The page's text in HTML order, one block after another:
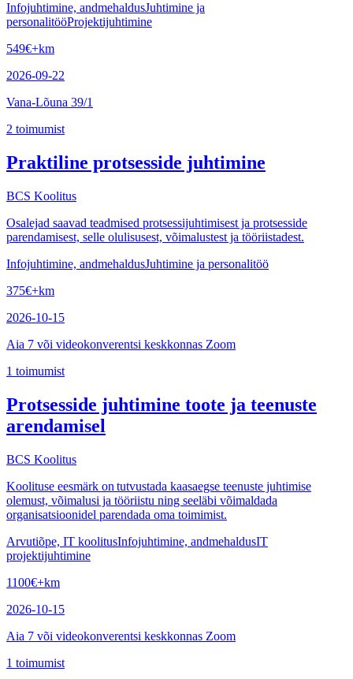
Infojuhtimine, andmehaldusJuhtimine ja
personalitööProjektijuhtimine
549€+km
2026-09-22
Vana-Lõuna 39/1
2 toimumist
Praktiline protsesside juhtimine
BCS Koolitus
Osalejad saavad teadmised protsessijuhtimisest ja protsesside
parendamisest, selle olulisusest, võimalustest ja tööriistadest.
Infojuhtimine, andmehaldusJuhtimine ja personalitöö
375€+km
2026-10-15
Aia 7 või videokonverentsi keskkonnas Zoom
1 toimumist
Protsesside juhtimine toote ja teenuste
arendamisel
BCS Koolitus
Koolituse eesmärk on tutvustada kaasaegse teenuste juhtimise
olemust, võimalusi ja tööriistu ning seeläbi võimaldada
organisatsioonidel parendada oma toimimist.
Arvutiõpe, IT koolitusInfojuhtimine, andmehaldusIT
projektijuhtimine
1100€+km
2026-10-15
Aia 7 või videokonverentsi keskkonnas Zoom
1 toimumist